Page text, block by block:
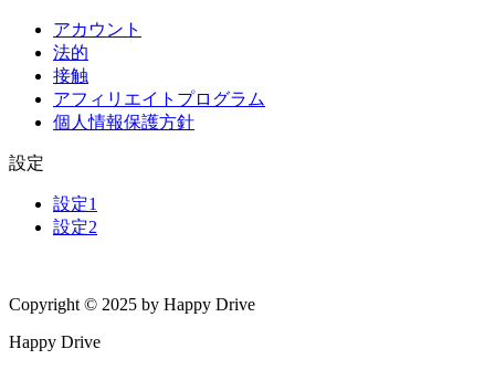
アカウント
法的
接触
アフィリエイトプログラム
個人情報保護方針
設定
設定1
設定2
Copyright © 2025 by Happy Drive
Happy Drive